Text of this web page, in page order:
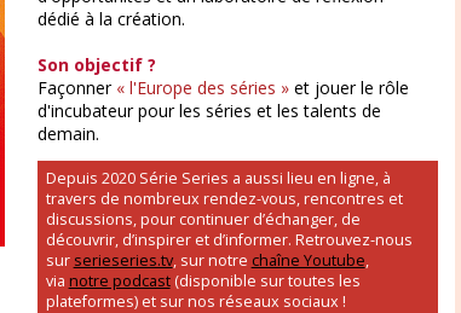
dédié à la création.
Son objectif ?
Façonner « l'Europe des séries » et jouer le rôle
d'incubateur pour les séries et les talents de
demain.
Depuis 2020 Série Series a aussi lieu en ligne, à
travers de nombreux rendez-vous, rencontres et
discussions, pour continuer d’échanger, de
découvrir, d’inspirer et d’informer. Retrouvez-nous
sur serieseries.tv, sur notre chaîne Youtube,
via notre podcast(disponible sur toutes les
plateformes) et sur nos réseaux sociaux !